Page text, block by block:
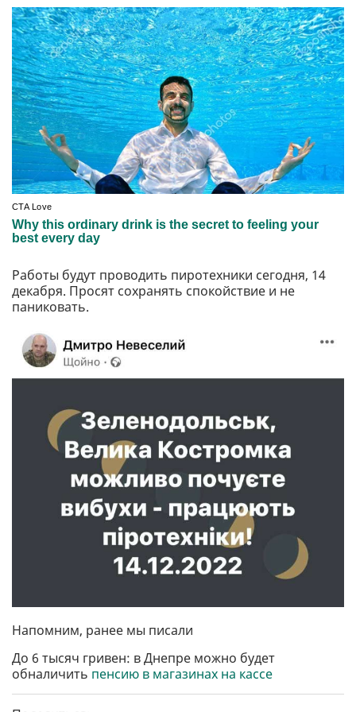
Работы будут проводить пиротехники сегодня, 14
декабря. Просят сохранять спокойствие и не
паниковать.
Напомним, ранее мы писали
До 6 тысяч гривен: в Днепре можно будет
обналичить пенсию в магазинах на кассе